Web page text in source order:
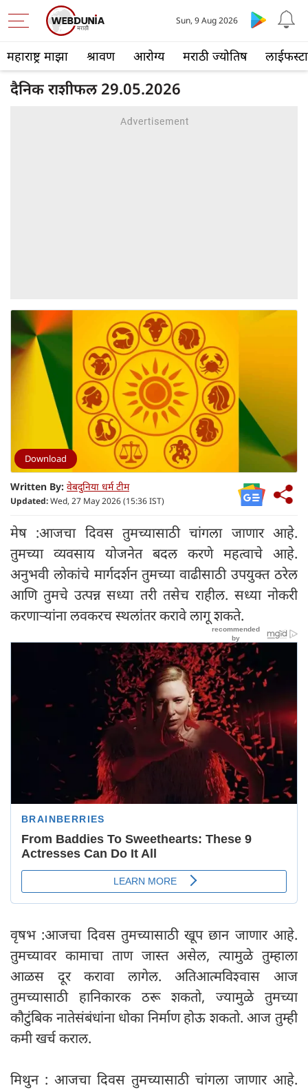
महाराष्ट्र माझा श्रावण आरोग्य मराठी ज्योतिष
Sun, 9 Aug 2026
दैनिक राशीफल 29.05.2026
Download
Written By: वेबदुनिया धर्म टीम
Updated:Wed, 27 May 2026 (15:36 IST)
मेष :आजचा दिवस तुमच्यासाठी चांगला जाणार आहे.
तुमच्या व्यवसाय योजनेत बदल करणे महत्वाचे आहे.
अनुभवी लोकांचे मार्गदर्शन तुमच्या वाढीसाठी उपयुक्त ठरेल
आणि तुमचे उत्पन्न सध्या तरी तसेच राहील. सध्या नोकरी
करणाऱ्यांना लवकरच स्थलांतर करावे लागू शकते.
वृषभ :आजचा दिवस तुमच्यासाठी खूप छान जाणार आहे.
तुमच्यावर कामाचा ताण जास्त असेल, त्यामुळे तुम्हाला
आळस दूर करावा लागेल. अतिआत्मविश्वास आज
तुमच्यासाठी हानिकारक ठरू शकतो, ज्यामुळे तुमच्या
कौटुंबिक नातेसंबंधांना धोका निर्माण होऊ शकतो. आज तुम्ही
कमी खर्च कराल.
मिथुन : आजचा दिवस तुमच्यासाठी चांगला जाणार आहे.